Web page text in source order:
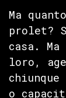
Ma
prolet?
casa.
loro,
o